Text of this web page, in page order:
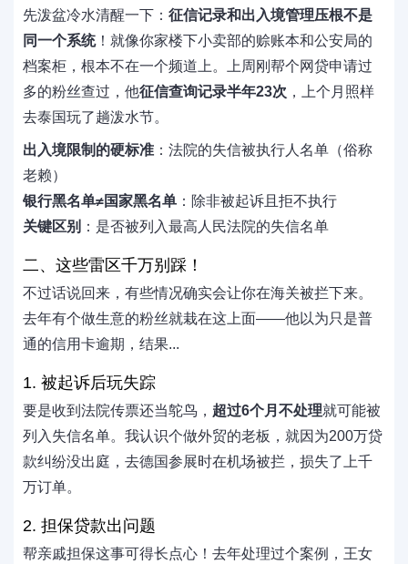
先泼盆冷水清醒一下： 征信记录和出入境管理压根不是
同一个系统！就像你家楼下小卖部的赊账本和公安局的
档案柜，根本不在一个频道上。上周刚帮个网贷申请过
多的粉丝查过，他征信查询记录半年23次 ，上个月照样
去泰国玩了趟泼水节。
出入境限制的硬标准 ：法院的失信被执行人名单（俗称
老赖）
银行黑名单≠国家黑名单 ：除非被起诉且拒不执行
关键区别 ：是否被列入最高人民法院的失信名单
二、这些雷区千万别踩！
不过话说回来，有些情况确实会让你在海关被拦下来。
去年有个做生意的粉丝就栽在这上面——他以为只是普
通的信用卡逾期，结果...
1. 被起诉后玩失踪
要是收到法院传票还当鸵鸟， 超过6个月不处理就可能被
列入失信名单。我认识个做外贸的老板，就因为200万贷
款纠纷没出庭，去德国参展时在机场被拦，损失了上千
万订单。
2. 担保贷款出问题
帮亲戚担保这事可得长点心！去年处理过个案例，王女